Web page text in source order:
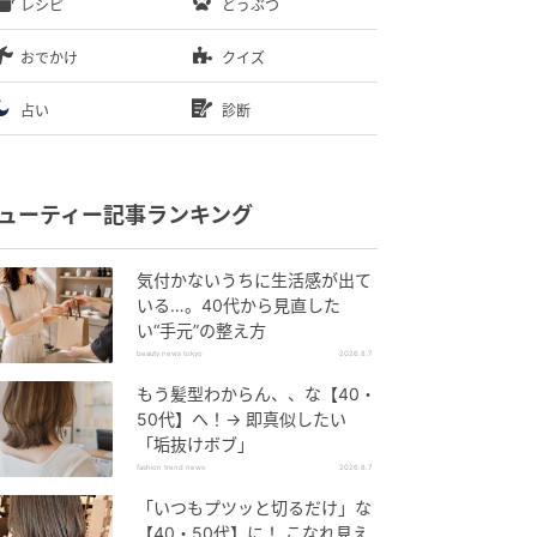
レシピ どうぶつ
おでかけ クイズ
占い 診断
ーティー記事ランキング
気付かないうちに生活感が出て
いる…。40代から見直した
い“手元”の整え方
beauty news tokyo 2026.8.7
もう髪型わからん、、な【40・
50代】へ！→ 即真似したい
「垢抜けボブ」
fashion trend news 2026.8.7
「いつもプツッと切るだけ」な
【40・50代】に！ こなれ見え